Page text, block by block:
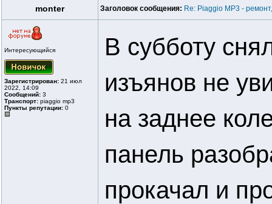
monter Заголовок сообщения: Re: Piaggio MP3 -
Интересующийся
Зарегистрирован: 21 июл
2022, 14:09
Сообщений: 3
Транспорт: piaggio mp3
Пункты репутации: 0
В субботу
изъянов не
на заднее
панель
прокачал и